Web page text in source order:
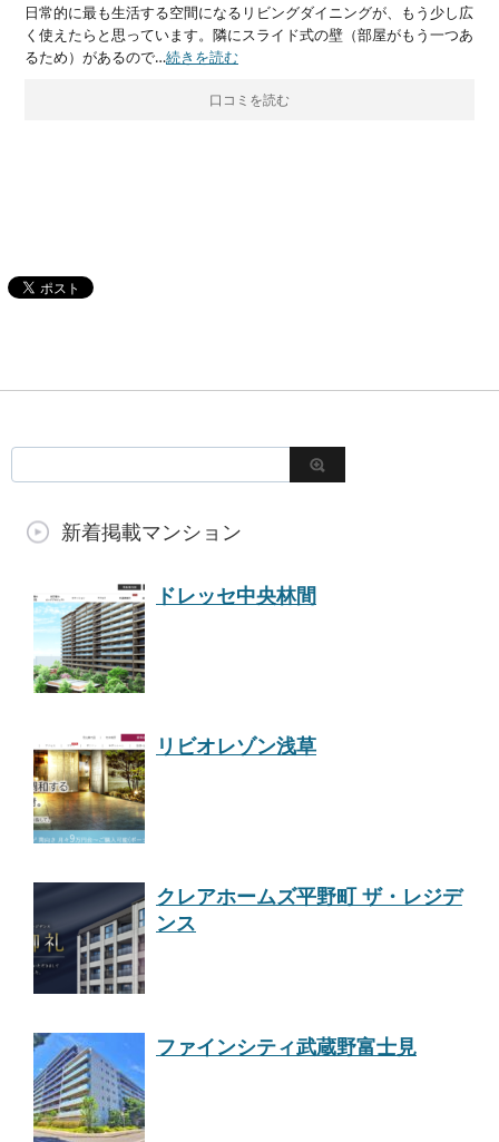
日常的に最も生活する空間になるリビングダイニングが、もう少し広
く使えたらと思っています。隣にスライド式の壁（部屋がもう一つあ
るため）があるので…続きを読む
口コミを読む
新着掲載マンション
ドレッセ中央林間
リビオレゾン浅草
クレアホームズ平野町 ザ・レジデ
ンス
ファインシティ武蔵野富士見